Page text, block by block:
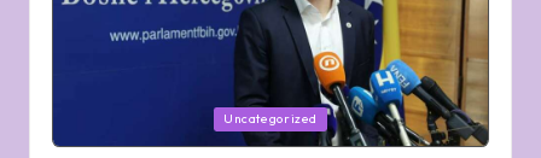
in
Uncategorized